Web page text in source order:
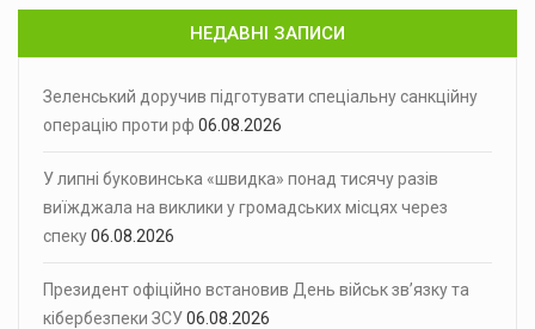
НЕДАВНІ ЗАПИСИ
Зеленський доручив підготувати спеціальну санкційну
операцію проти рф 06.08.2026
У липні буковинська «швидка» понад тисячу разів
виїжджала на виклики у громадських місцях через
спеку06.08.2026
Президент офіційно встановив День військ зв’язку та
кібербезпеки ЗСУ06.08.2026